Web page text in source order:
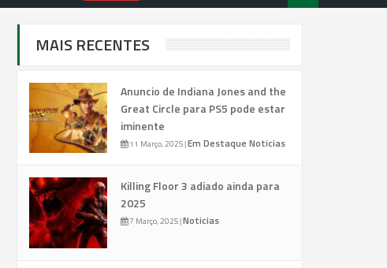
MAIS RECENTES
Anuncio de Indiana Jones and the
Great Circle para PS5 pode estar
iminente
11 Março, 2025|Em Destaque Noticias
Killing Floor 3 adiado ainda para
2025
7 Março, 2025|Noticias